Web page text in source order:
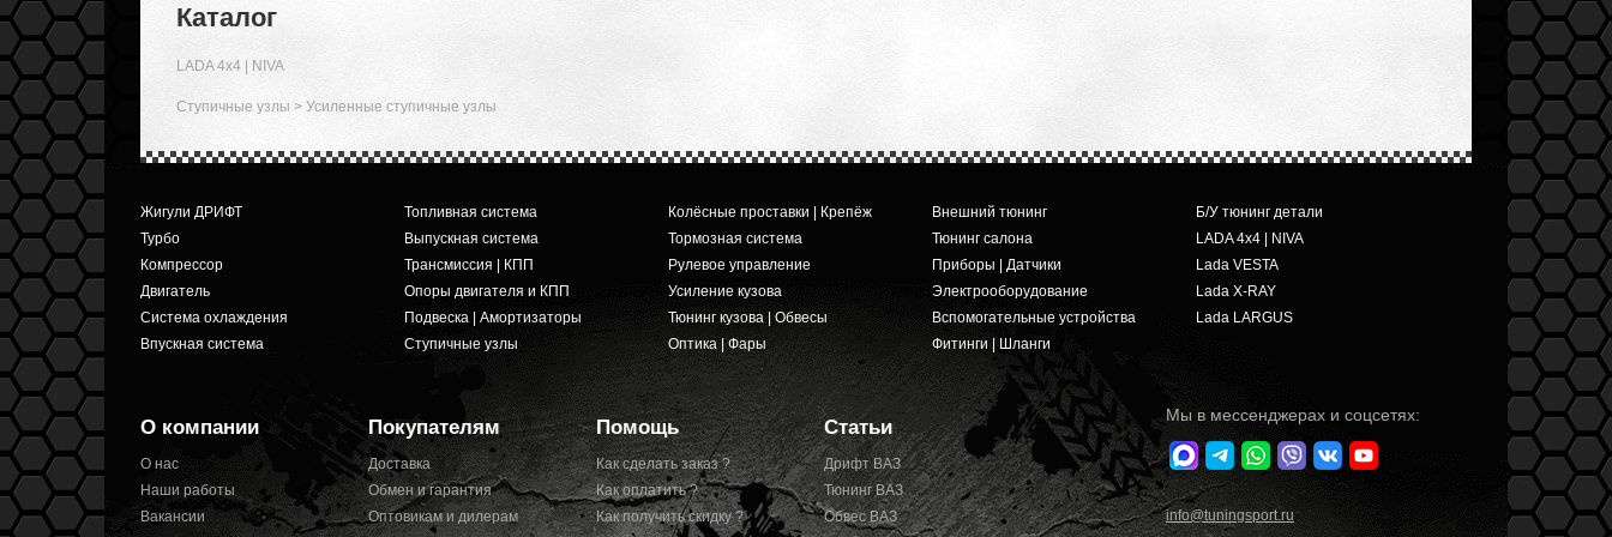
Каталог
LADA 4x4 | NIVA
Ступичные узлы > Усиленные ступичные узлы
Жигули ДРИФТ
Турбо
Компрессор
Двигатель
Система охлаждения
Впускная система
Топливная система
Выпускная система
Трансмиссия | КПП
Опоры двигателя и КПП
Подвеска | Амортизаторы
Ступичные узлы
Колёсные проставки | Крепёж
Тормозная система
Рулевое управление
Усиление кузова
Тюнинг кузова | Обвесы
Оптика | Фары
Внешний тюнинг
Тюнинг салона
Приборы | Датчики
Электрооборудование
Вспомогательные устройства
Фитинги | Шланги
Б/У тюнинг детали
LADA 4x4 | NIVA
Lada VESTA
Lada X-RAY
Lada LARGUS
О компании
О нас
Наши работы
Вакансии
Покупателям
Доставка
Обмен и гарантия
Оптовикам и дилерам
Помощь
Как сделать заказ ?
Как оплатить ?
Как получить скидку ?
Статьи
Дрифт ВАЗ
Тюнинг ВАЗ
Обвес ВАЗ
Мы в мессенджерах и соцсетях:
info@tuningsport.ru